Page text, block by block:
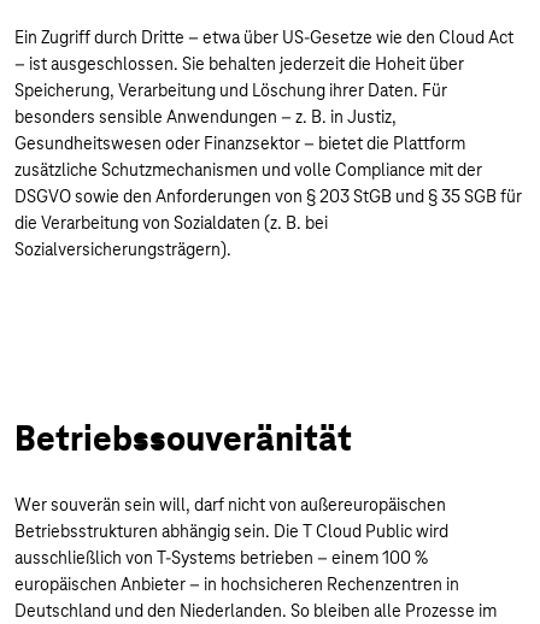
Ein Zugriff durch Dritte – etwa über US-Gesetze wie den Cloud Act
– ist ausgeschlossen. Sie behalten jederzeit die Hoheit über
Speicherung, Verarbeitung und Löschung ihrer Daten. Für
besonders sensible Anwendungen – z. B. in Justiz,
Gesundheitswesen oder Finanzsektor – bietet die Plattform
zusätzliche Schutzmechanismen und volle Compliance mit der
DSGVO sowie den Anforderungen von § 203 StGB und § 35 SGB für
die Verarbeitung von Sozialdaten (z. B. bei
Sozialversicherungsträgern).
Betriebssouveränität
Wer souverän sein will, darf nicht von außereuropäischen
Betriebsstrukturen abhängig sein. Die T Cloud Public wird
ausschließlich von T-Systems betrieben – einem 100 %
europäischen Anbieter – in hochsicheren Rechenzentren in
Deutschland und den Niederlanden. So bleiben alle Prozesse im